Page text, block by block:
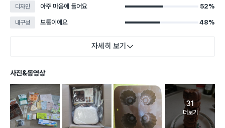
디자인 아주 마음에 들어요 52%
내구성 보통이에요 48%
자세히 보기
사진&동영상
고객 리뷰
31
더보기